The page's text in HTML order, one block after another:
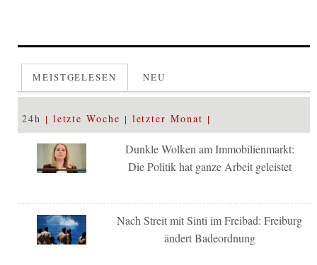
MEISTGELESEN NEU
24h letzte Woche letzter Monat
Dunkle Wolken am Immobilienmarkt:
Die Politik hat ganze Arbeit geleistet
Nach Streit mit Sinti im Freibad: Freiburg
ändert Badeordnung